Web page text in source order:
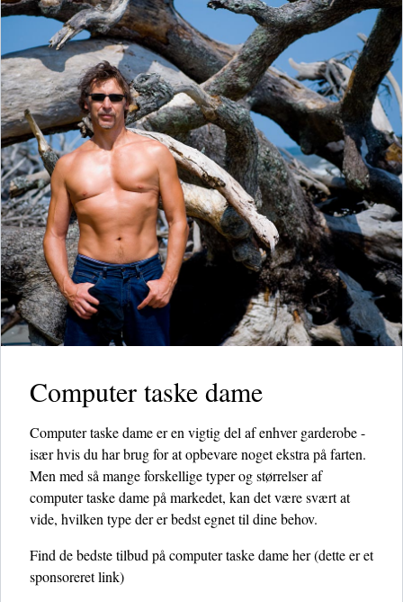
Computer taske dame
Computer taske dame er en vigtig del af enhver garderobe -
især hvis du har brug for at opbevare noget ekstra på farten.
Men med så mange forskellige typer og størrelser af
computer taske dame på markedet, kan det være svært at
vide, hvilken type der er bedst egnet til dine behov.
Find de bedste tilbud på computer taske dame her(dette er et
sponsoreret link)